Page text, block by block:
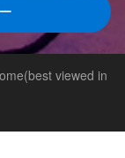
viewed in